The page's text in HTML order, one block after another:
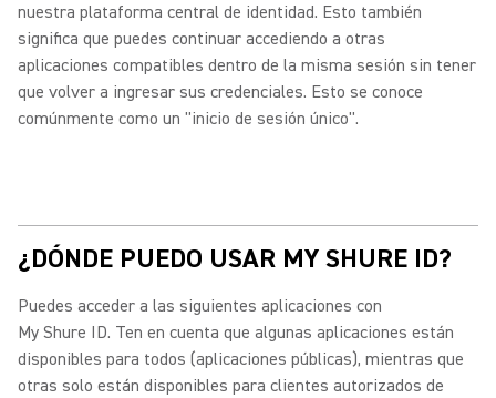
nuestra plataforma central de identidad. Esto también
significa que puedes continuar accediendo a otras
aplicaciones compatibles dentro de la misma sesión sin tener
que volver a ingresar sus credenciales. Esto se conoce
comúnmente como un "inicio de sesión único".
¿DÓNDE PUEDO USAR MY SHURE ID?
Puedes acceder a las siguientes aplicaciones con
My Shure ID. Ten en cuenta que algunas aplicaciones están
disponibles para todos (aplicaciones públicas), mientras que
otras solo están disponibles para clientes autorizados de